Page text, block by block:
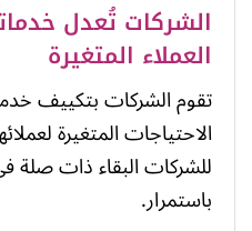
الشركات تُعدل
العملاء المتغيرة
تقوم الشركات بتكييف
الاحتياجات المتغيرة
للشركات البقاء ذات صلة
باستمرار.